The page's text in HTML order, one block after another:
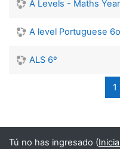
A Levels - Maths
A level Portuguese
ALS 6º
1
Tú no has ingresado (